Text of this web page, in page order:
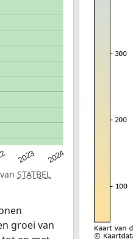
2023 2024
STATBEL
groei van